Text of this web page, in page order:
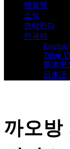
해결책
소식
연락하다
한국어
English
Tiếng
简体中
日本語
까오방